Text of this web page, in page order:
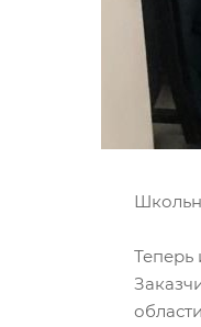
Теперь